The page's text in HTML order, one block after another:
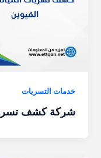
خدمات التسريات
شركة كشف